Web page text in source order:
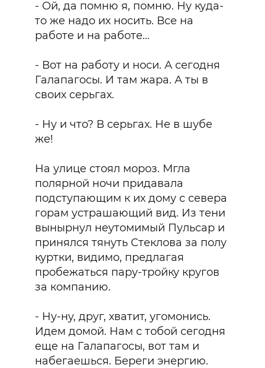
- Ой, да помню я, помню. Ну куда-
то же надо их носить. Все на
работе и на работе…
- Вот на работу и носи. А сегодня
Галапагосы. И там жара. А ты в
своих серьгах.
- Ну и что? В серьгах. Не в шубе
же!
На улице стоял мороз. Мгла
полярной ночи придавала
подступающим к их дому с севера
горам устрашающий вид. Из тени
вынырнул неутомимый Пульсар и
принялся тянуть Стеклова за полу
куртки, видимо, предлагая
пробежаться пару-тройку кругов
за компанию.
- Ну-ну, друг, хватит, угомонись.
Идем домой. Нам с тобой сегодня
еще на Галапагосы, вот там и
набегаешься. Береги энергию.